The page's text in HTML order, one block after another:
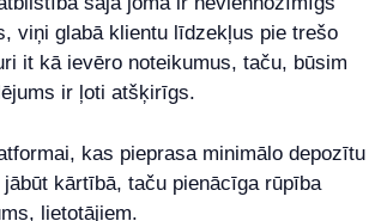
viņi glabā klientu līdzekļus pie trešo
it kā ievēro noteikumus, taču, būsim
ir ļoti atšķirīgs.
kas pieprasa minimālo depozītu
kārtībā, taču pienācīga rūpība
lietotājiem.